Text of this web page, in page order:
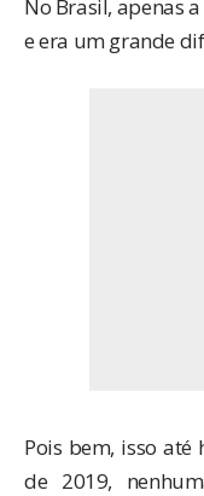
No Brasil, apenas
e era um grande
Pois bem, isso
de 2019,